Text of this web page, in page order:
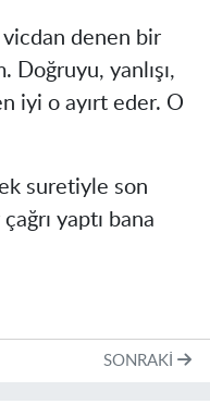
vicdan denen bir
Doğruyu, yanlışı,
iyi o ayırt eder. O
suretiyle son
yaptı bana
SONRAKI